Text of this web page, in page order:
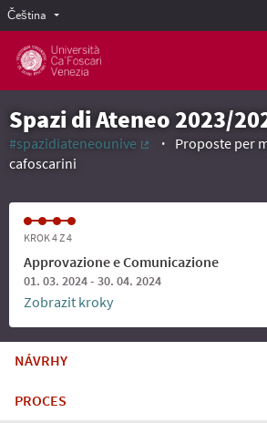
Čeština Scegli la lingua
Spazi di Ateneo 2023/
#spazidiateneounive
Proposte per
cafoscarini
KROK 4 Z 4
Approvazione e Comunicazione
01. 03. 2024 - 30. 04. 2024
Zobrazit kroky
NÁVRHY
PROCES